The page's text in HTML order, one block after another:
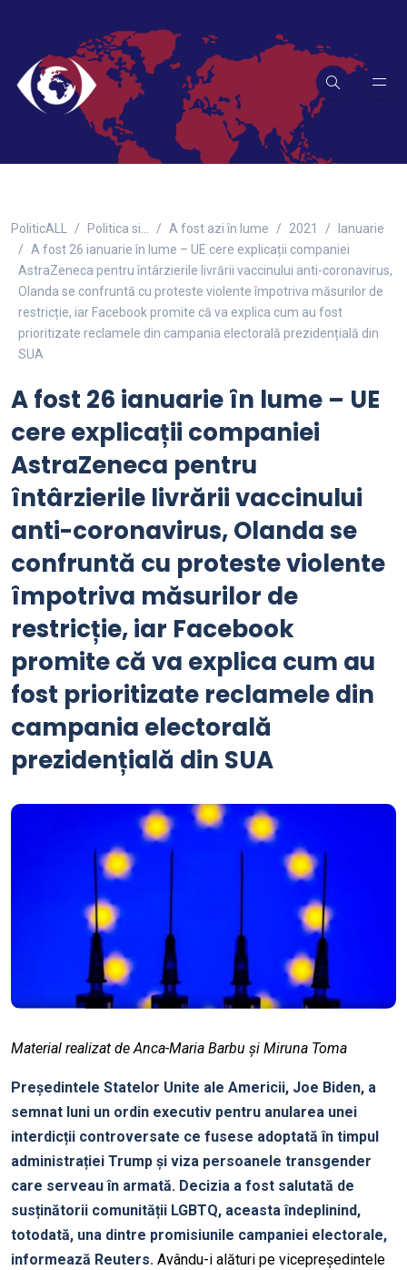
PoliticALL Politica si… A fost azi în lume 2021
Ianuarie
A fost 26 ianuarie în lume – UE cere explicații companiei
AstraZeneca pentru întârzierile livrării vaccinului anti-coronavirus,
Olanda se confruntă cu proteste violente împotriva măsurilor de
restricție, iar Facebook promite că va explica cum au fost
prioritizate reclamele din campania electorală prezidențială din
SUA
A fost 26 ianuarie în lume – UE
cere explicații companiei
AstraZeneca pentru
întârzierile livrării vaccinului
anti-coronavirus, Olanda se
confruntă cu proteste violente
împotriva măsurilor de
restricție, iar Facebook
promite că va explica cum au
fost prioritizate reclamele din
campania electorală
prezidențială din SUA
Material realizat de Anca-Maria Barbu și Miruna Toma
Președintele Statelor Unite ale Americii, Joe Biden, a
semnat luni un ordin executiv pentru anularea unei
interdicții controversate ce fusese adoptată în timpul
administrației Trump și viza persoanele transgender
care serveau în armată. Decizia a fost salutată de
susținătorii comunității LGBTQ, aceasta îndeplinind,
totodată, una dintre promisiunile campaniei electorale,
informează Reuters. Avându-i alături pe vicepreședintele